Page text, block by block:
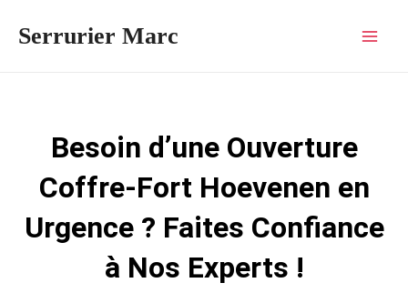
Serrurier Marc
Besoin d’une Ouverture
Coffre-Fort Hoevenen en
Urgence ? Faites Confiance
à Nos Experts !